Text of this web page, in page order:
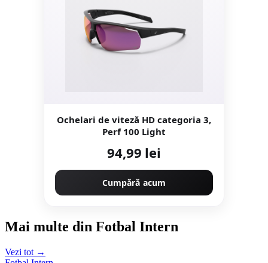
Ochelari de viteză HD categoria 3,
Perf 100 Light
94,99 lei
Cumpără acum
Mai multe din Fotbal Intern
Vezi tot →